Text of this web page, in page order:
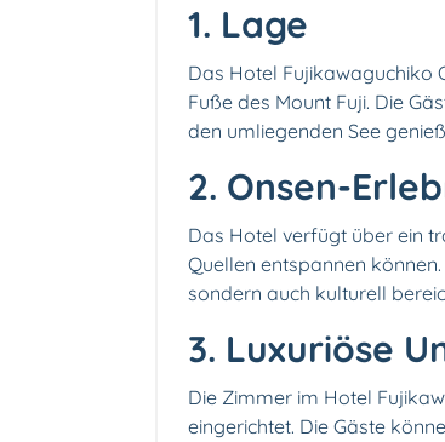
1. Lage
Das Hotel Fujikawaguchiko
Fuße des Mount Fuji. Die
den umliegenden See
2. Onsen-
Das Hotel verfügt über ein
Quellen entspannen
sondern auch kulturell
3. Luxuriöse
Die Zimmer im Hotel
eingerichtet. Die Gäste